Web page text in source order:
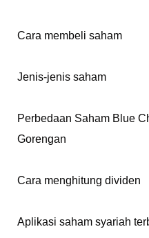
Cara membeli saham
Jenis-jenis saham
Perbedaan Saham Blue
Gorengan
Cara menghitung dividen
Aplikasi saham syariah